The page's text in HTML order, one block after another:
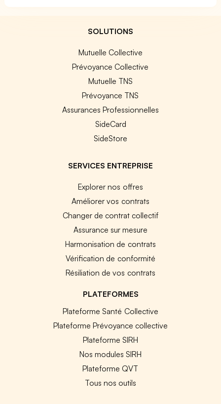
SOLUTIONS
Mutuelle Collective
Prévoyance Collective
Mutuelle TNS
Prévoyance TNS
Assurances Professionnelles
SideCard
SideStore
SERVICES ENTREPRISE
Explorer nos offres
Améliorer vos contrats
Changer de contrat collectif
Assurance sur mesure
Harmonisation de contrats
Vérification de conformité
Résiliation de vos contrats
PLATEFORMES
Plateforme Santé Collective
Plateforme Prévoyance collective
Plateforme SIRH
Nos modules SIRH
Plateforme QVT
Tous nos outils